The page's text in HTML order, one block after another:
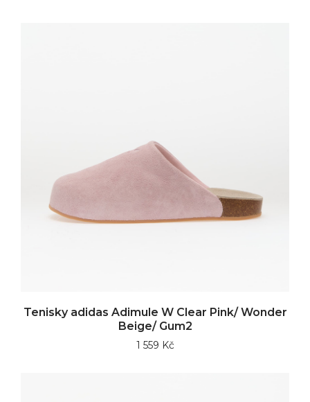
Tenisky adidas Adimule W Clear Pink/ Wonder
Beige/ Gum2
1 559 Kč